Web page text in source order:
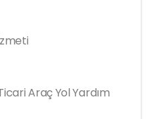
Araç Yol Yardım